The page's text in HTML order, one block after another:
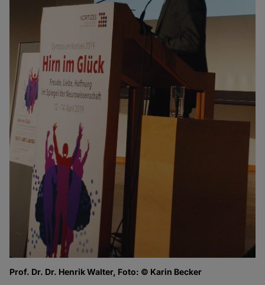
Prof. Dr. Dr. Henrik Walter, Foto: © Karin Becker